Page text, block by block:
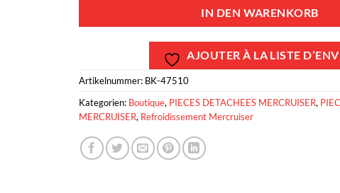
IN DEN WARENKORB
AJOUTER À LA LISTE
Artikelnummer: BK-47510
Kategorien: Boutique, PIECES DETACHEES MERCRUISER,
MERCRUISER, Refroidissement Mercruiser